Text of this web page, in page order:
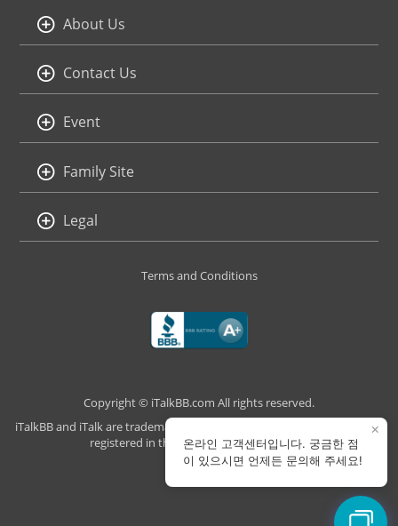
About Us
Contact Us
Event
Family Site
Legal
Terms and Conditions
Copyright © iTalkBB.com All rights reserved.
iTalkBB and iTalk are trademarks of iTalk Global Communications, Inc.,
registered in the U.S. and other countries.
온라인 고객센터입니다. 궁금한 점
이 있으시면 언제든 문의해 주세요!
×